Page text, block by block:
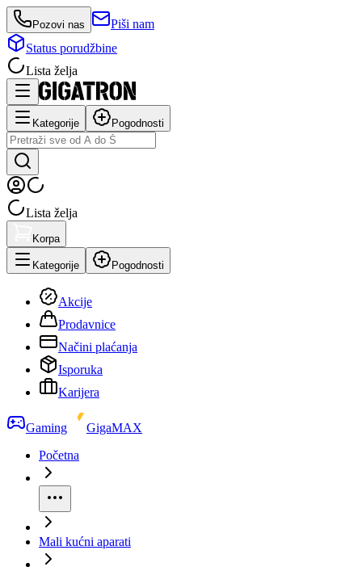
Pozovi nas
Piši nam
Status porudžbine
Lista želja
Kategorije Pogodnosti
Lista želja
Korpa
Kategorije Pogodnosti
Akcije
Prodavnice
Načini plaćanja
Isporuka
Karijera
Gaming
GigaMAX
Početna
Mali kućni aparati